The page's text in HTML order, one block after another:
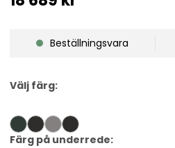
Beställningsvara
Välj färg:
Färg på underrede: